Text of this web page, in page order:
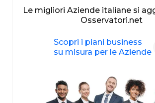
Le migliori Aziende italiane si
Osservatori.net
Scopri i piani business
su misura per le Aziende